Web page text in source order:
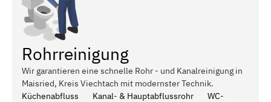
Rohrreinigung
Wir garantieren eine schnelle Rohr - und Kanalreinigung in
Maisried, Kreis Viechtach mit modernster Technik.
Küchenabfluss
Kanal- & Hauptabflussrohr
WC-